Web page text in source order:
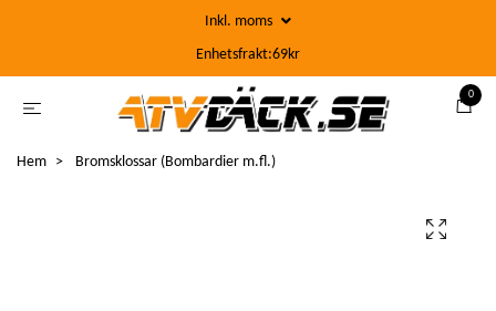
Inkl. moms
Enhetsfrakt:69kr
0
Hem Bromsklossar (Bombardier m.fl.)